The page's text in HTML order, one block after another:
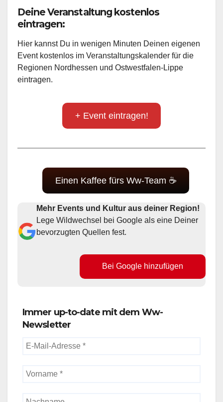
Deine Veranstaltung kostenlos
eintragen:
Hier kannst Du in wenigen Minuten Deinen eigenen
Event kostenlos im Veranstaltungskalender für die
Regionen Nordhessen und Ostwestfalen-Lippe
eintragen.
+ Event eintragen!
Einen Kaffee fürs Ww-Team ☕
Mehr Events und Kultur aus deiner Region!
Lege Wildwechsel bei Google als eine Deiner
bevorzugten Quellen fest.
Bei Google hinzufügen
Immer up-to-date mit dem Ww-
Newsletter